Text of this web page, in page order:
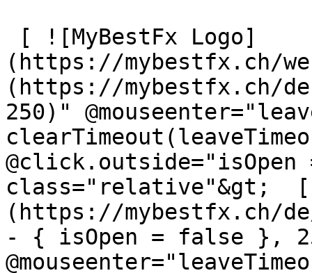
(https://mybestfx.ch/
(https://mybestfx.ch/
250)"
class="relative"&gt;
(https://mybestfx.ch/
- { isOpen = false },